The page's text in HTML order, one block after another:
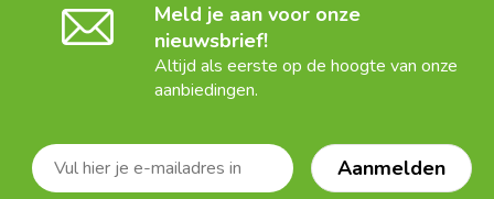
Meld je aan voor onze
nieuwsbrief!
Altijd als eerste op de hoogte van onze
aanbiedingen.